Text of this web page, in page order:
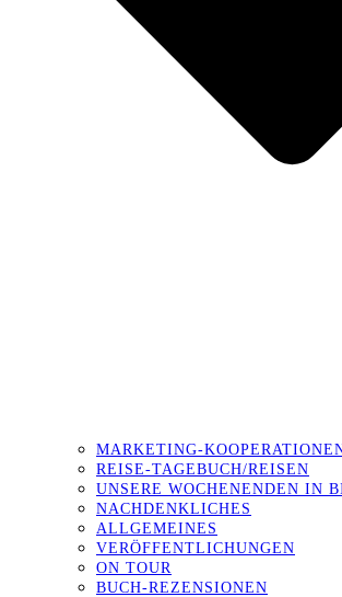
MARKETING-
REISE-TAGEBUCH/REISEN
UNSERE WOCHENENDEN IN
NACHDENKLICHES
ALLGEMEINES
VERÖFFENTLICHUNGEN
ON TOUR
BUCH-REZENSIONEN